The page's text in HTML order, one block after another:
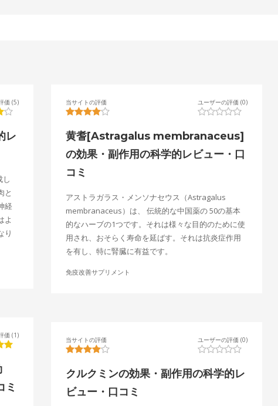
価 (5)
レ
し
と
経
よ
り
当サイトの評価 ユーザーの評価 (0)
黄耆[Astragalus membranaceus]
の効果・副作用の科学的レビュー・口
コミ
アストラガラス・メンソナセウス（Astragalus
membranaceus）は、 伝統的な中国薬の 50の基本
的なハーブの1つです。それは様々な目的のために使
用され、おそらく寿命を延ばす。それは抗炎症作用
を有し、特に腎臓に有益です。
免疫改善サプリメント
価 (1)
ミ
当サイトの評価 ユーザーの評価 (0)
クルクミンの効果・副作用の科学的レ
ビュー・口コミ